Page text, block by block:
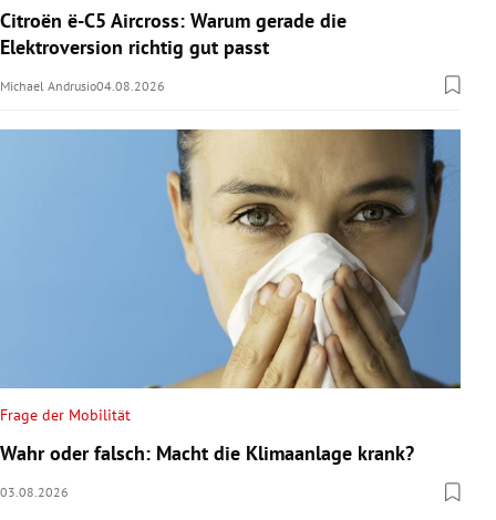
Citroën ë-C5 Aircross: Warum gerade die
Elektroversion richtig gut passt
Michael Andrusio04.08.2026
Frage der Mobilität
Wahr oder falsch: Macht die Klimaanlage krank?
03.08.2026